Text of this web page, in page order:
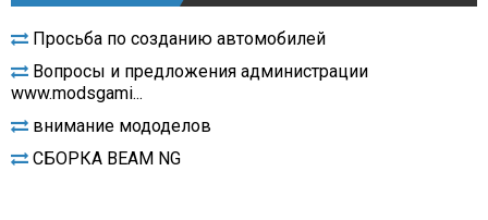
Просьба по созданию автомобилей
Вопросы и предложения администрации
www.modsgami...
внимание мододелов
СБОРКА BEAM NG